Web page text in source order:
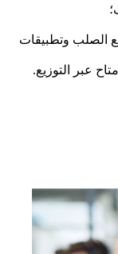
الصلب وتطبيقات